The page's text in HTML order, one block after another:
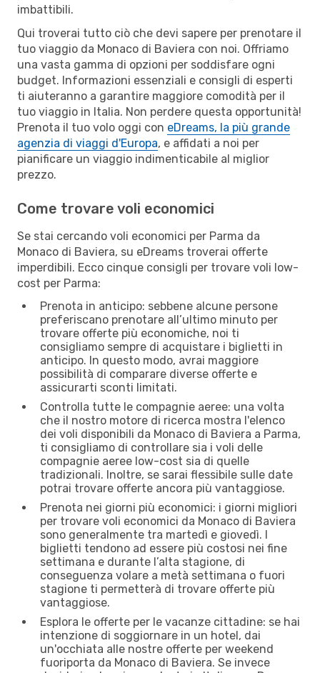
imbattibili.
Qui troverai tutto ciò che devi sapere per prenotare il
tuo viaggio da Monaco di Baviera con noi. Offriamo
una vasta gamma di opzioni per soddisfare ogni
budget. Informazioni essenziali e consigli di esperti
ti aiuteranno a garantire maggiore comodità per il
tuo viaggio in Italia. Non perdere questa opportunità!
Prenota il tuo volo oggi con eDreams, la più grande
agenzia di viaggi d'Europa, e affidati a noi per
pianificare un viaggio indimenticabile al miglior
prezzo.
Come trovare voli economici
Se stai cercando voli economici per Parma da
Monaco di Baviera, su eDreams troverai offerte
imperdibili. Ecco cinque consigli per trovare voli low-
cost per Parma:
Prenota in anticipo: sebbene alcune persone
preferiscano prenotare all’ultimo minuto per
trovare offerte più economiche, noi ti
consigliamo sempre di acquistare i biglietti in
anticipo. In questo modo, avrai maggiore
possibilità di comparare diverse offerte e
assicurarti sconti limitati.
Controlla tutte le compagnie aeree: una volta
che il nostro motore di ricerca mostra l'elenco
dei voli disponibili da Monaco di Baviera a Parma,
ti consigliamo di controllare sia i voli delle
compagnie aeree low-cost sia di quelle
tradizionali. Inoltre, se sarai flessibile sulle date
potrai trovare offerte ancora più vantaggiose.
Prenota nei giorni più economici: i giorni migliori
per trovare voli economici da Monaco di Baviera
sono generalmente tra martedì e giovedì. I
biglietti tendono ad essere più costosi nei fine
settimana e durante l’alta stagione, di
conseguenza volare a metà settimana o fuori
stagione ti permetterà di trovare offerte più
vantaggiose.
Esplora le offerte per le vacanze cittadine: se hai
intenzione di soggiornare in un hotel, dai
un'occhiata alle nostre offerte per weekend
fuoriporta da Monaco di Baviera. Se invece